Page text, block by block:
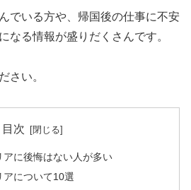
でいる方や、帰国後の仕事に不安
なる情報が盛りだくさんです。
さい。
目次
アに後悔はない人が多い
アについて10選